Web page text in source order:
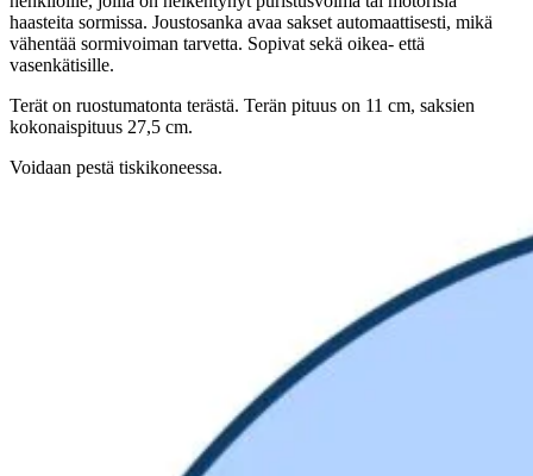
haasteita sormissa. Joustosanka avaa sakset automaattisesti, mikä
vähentää sormivoiman tarvetta. Sopivat sekä oikea- että
vasenkätisille.
Terät on ruostumatonta terästä. Terän pituus on 11 cm, saksien
kokonaispituus 27,5 cm.
Voidaan pestä tiskikoneessa.